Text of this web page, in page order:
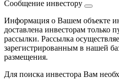
Сообщение инвестору
Информация о Вашем объекте
доставлена инвесторам только
рассылки. Рассылка
зарегистрированным в нашей
размещения.
Для поиска инвестора Вам